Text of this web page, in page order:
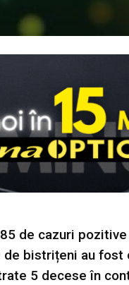
de cazuri
bistrițeni au
5 decese în